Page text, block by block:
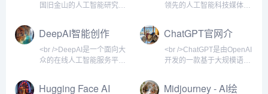
国旧金山的人工智能研究公
·马斯克、山姆·奥特曼等人
共同创立。公司最初以非营
利组织的形式运营，旨在确
保人工智能技术能够安全、
限盈利”公司，以便吸引更多
领先的人工智能科技媒体，
焦于人工智能领域的前沿动
态、技术突破与商业应用。
网站以深度报道和专业分析
著称，为科研人员、工程
信息服务和知识分享平台。
DeepAI智能创作
平台
<br />DeepAI是一个面向大
众的在线人工智能服务平
ChatGPT官网介
绍
<br />ChatGPT是由OpenAI
开发的一款基于大规模语言
2022年11月30日发布。它
Hugging Face AI
Midjourney - AI绘